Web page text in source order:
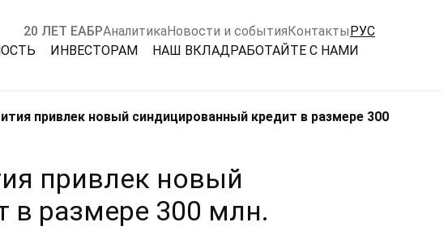
20 ЛЕТ ЕАБРАналитикаНовости и событияКонтактыРУС
ИНВЕСТОРАМ НАШ ВКЛАДРАБОТАЙТЕ С НАМИ
привлек новый синдицированный кредит в размере 300
привлек новый
в размере 300 млн.